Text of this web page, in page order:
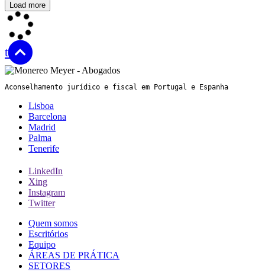
Load more
top
Aconselhamento jurídico e fiscal em Portugal e Espanha
Lisboa
Barcelona
Madrid
Palma
Tenerife
LinkedIn
Xing
Instagram
Twitter
Quem somos
Escritórios
Equipo
ÁREAS DE PRÁTICA
SETORES